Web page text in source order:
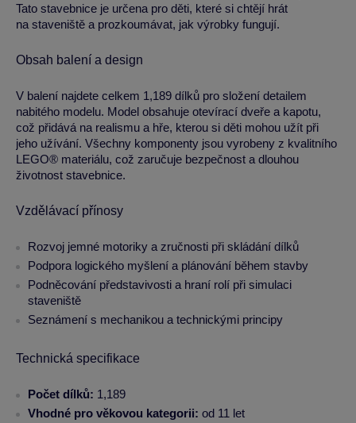
Tato stavebnice je určena pro děti, které si chtějí hrát
na staveniště a prozkoumávat, jak výrobky fungují.
Obsah balení a design
V balení najdete celkem 1,189 dílků pro složení detailem
nabitého modelu. Model obsahuje otevírací dveře a kapotu,
což přidává na realismu a hře, kterou si děti mohou užít při
jeho užívání. Všechny komponenty jsou vyrobeny z kvalitního
LEGO® materiálu, což zaručuje bezpečnost a dlouhou
životnost stavebnice.
Vzdělávací přínosy
Rozvoj jemné motoriky a zručnosti při skládání dílků
Podpora logického myšlení a plánování během stavby
Podněcování představivosti a hraní rolí při simulaci
staveniště
Seznámení s mechanikou a technickými principy
Technická specifikace
Počet dílků: 1,189
Vhodné pro věkovou kategorii: od 11 let